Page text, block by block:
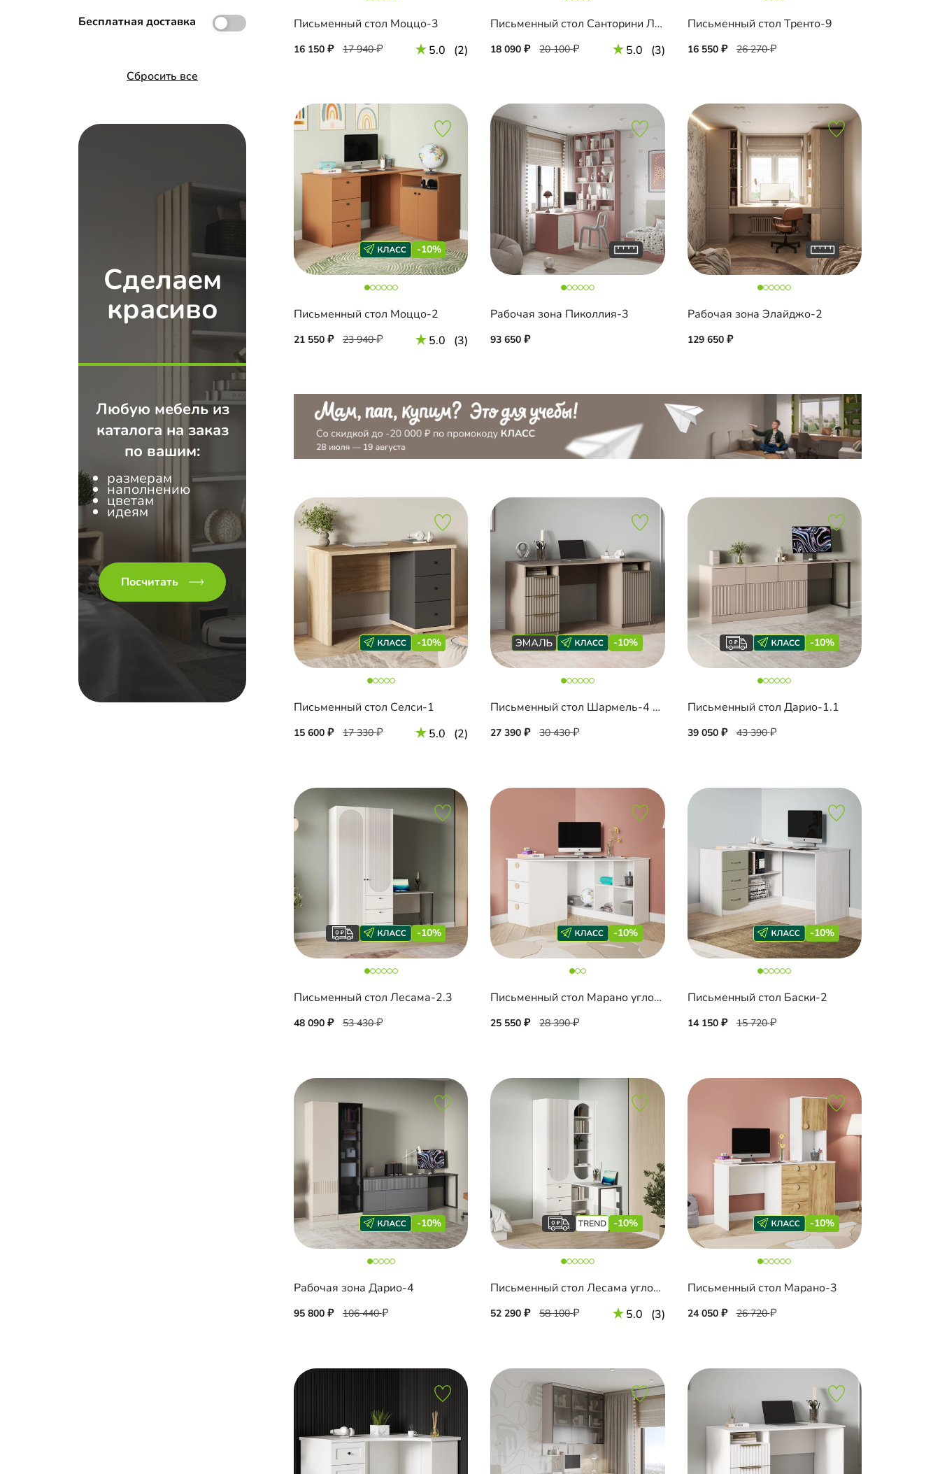
Бесплатная доставка
Сбросить все
Сделаем
красиво
Любую мебель из
каталога на заказ
по вашим:
размерам
наполнению
цветам
идеям
Посчитать
Письменный стол Моццо-3
16 150 17 940 5.0 (2)
Письменный стол Санторини Лайф
18 090 20 100 5.0 (3)
Письменный стол Тренто-9
16 550 26 270
-10%
Письменный стол Моццо-2
21 550 23 940 5.0 (3)
Рабочая зона Пиколлия-3
93 650
Рабочая зона Элайджо-2
129 650
-10%
Письменный стол Селси-1
15 600 17 330 5.0 (2)
-10%
Письменный стол Шармель-4 Лайф Эмаль
27 390 30 430
-10%
Письменный стол Дарио-1.1
39 050 43 390
-10%
Письменный стол Лесама-2.3
48 090 53 430
-10%
Письменный стол Марано угловой
25 550 28 390
-10%
Письменный стол Баски-2
14 150 15 720
-10%
Рабочая зона Дарио-4
95 800 106 440
-10%
Письменный стол Лесама угловой
52 290 58 100 5.0 (3)
-10%
Письменный стол Марано-3
24 050 26 720